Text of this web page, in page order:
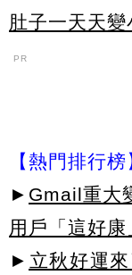
肚子一天天變
PR
【熱門排行榜
► Gmail重大
用戶「這好康
► 立秋好運